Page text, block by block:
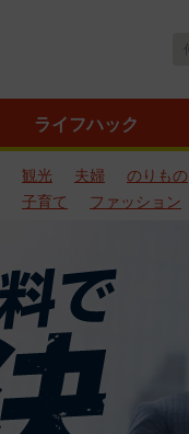
ライフハック
観光 夫婦 のりもの
子育て ファッション